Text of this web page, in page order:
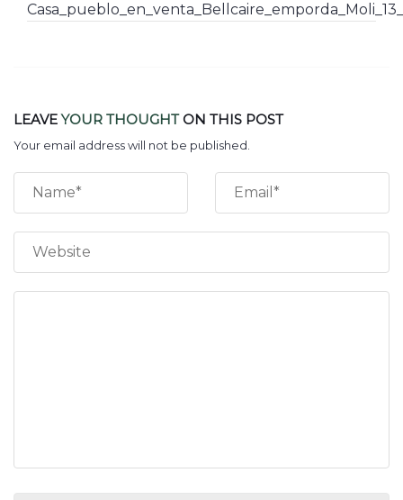
LEAVEYOUR THOUGHTON THIS POST
Your email address will not be published.